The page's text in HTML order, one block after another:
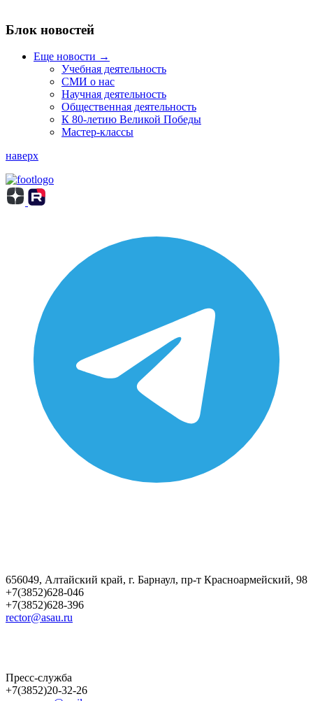
Блок новостей
Еще новости →
Учебная деятельность
СМИ о нас
Научная деятельность
Общественная деятельность
К 80-летию Великой Победы
Мастер-классы
наверх
656049, Алтайский край, г. Барнаул, пр-т Красноармейский, 98
+7(3852)628-046
+7(3852)628-396
rector@asau.ru
Пресс-служба
+7(3852)20-32-26